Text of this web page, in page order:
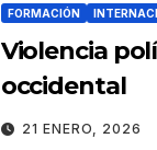
FORMACIÓN
Violencia
occidental
21 ENERO, 2026